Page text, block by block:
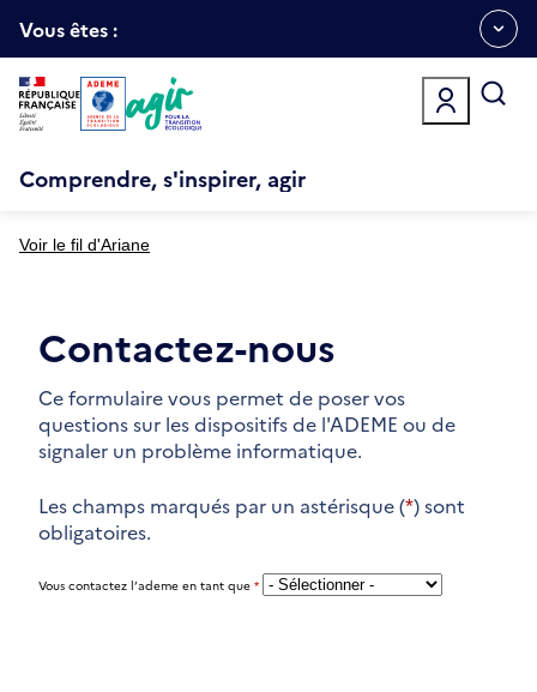
au
Ouvrir
le
menu
espace
Vous êtes :
Comprendre, s'inspirer, agir
Voir le fil d'Ariane
Contactez-nous
Ce formulaire vous permet de poser vos
questions sur les dispositifs de l'ADEME ou de
signaler un problème informatique.
Les champs marqués par un astérisque (*) sont
obligatoires.
Vous contactez l’ademe en tant que *